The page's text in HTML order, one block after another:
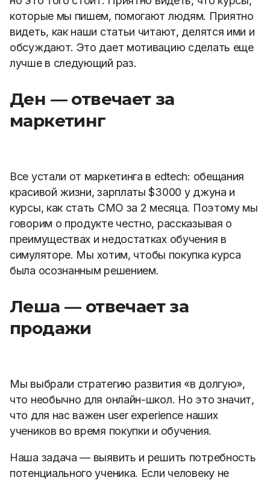
которые мы пишем, помогают людям. Приятно
видеть, как наши статьи читают, делятся ими и
обсуждают. Это дает мотивацию сделать еще
лучше в следующий раз.
Ден — отвечает за
маркетинг
Все устали от маркетинга в edtech: обещания
красивой жизни, зарплаты $3000 у джуна и
курсы, как стать CMO за 2 месяца. Поэтому мы
говорим о продукте честно, рассказывая о
преимуществах и недостатках обучения в
симуляторе. Мы хотим, чтобы покупка курса
была осознанным решением.
Леша — отвечает за
продажи
Мы выбрали стратегию развития «в долгую»,
что необычно для онлайн-школ. Но это значит,
что для нас важен user experience наших
учеников во время покупки и обучения.
Наша задача — выявить и решить потребность
потенциального ученика. Если человеку не